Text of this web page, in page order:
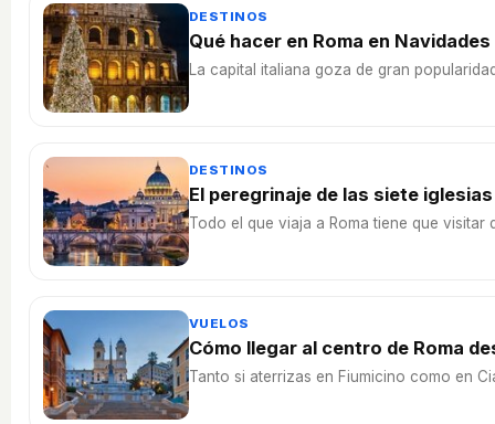
DESTINOS
Qué hacer en Roma en Navidades
La capital italiana goza de gran
DESTINOS
El peregrinaje de las siete
Todo el que viaja a Roma tiene que
VUELOS
Cómo llegar al centro de Roma
Tanto si aterrizas en Fiumicino como en